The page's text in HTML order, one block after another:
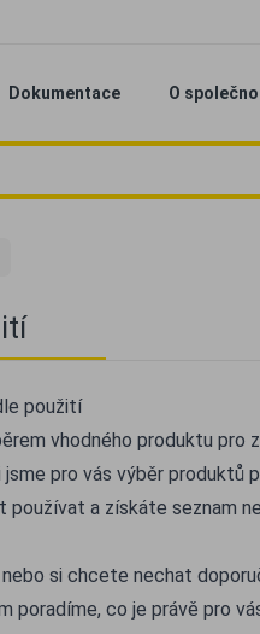
Dokumentace O
použití
vhodného produktu pro
pro vás výběr
a získáte seznam
si chcete nechat
poradíme, co je právě pro